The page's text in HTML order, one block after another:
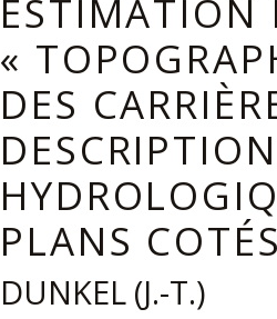
ESTIMATION
«
DES
PLANS
DUNKEL (J.-T.)